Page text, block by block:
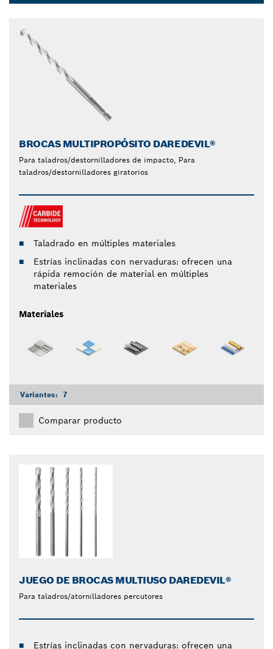
BROCAS MULTIPROPÓSITO DAREDEVIL®
Para taladros/destornilladores de impacto, Para
taladros/destornilladores giratorios
Taladrado en múltiples materiales
Estrías inclinadas con nervaduras: ofrecen una
rápida remoción de material en múltiples
materiales
Materiales
Variantes: 7
Comparar producto
JUEGO DE BROCAS MULTIUSO DAREDEVIL®
Para taladros/atornilladores percutores
Estrías inclinadas con nervaduras: ofrecen una